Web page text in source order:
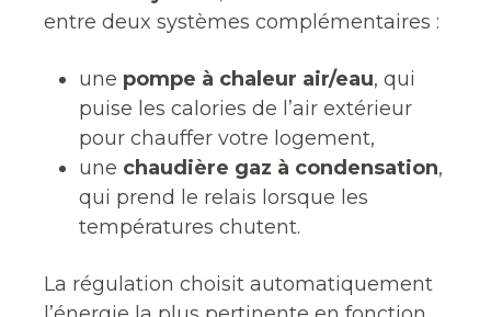
entre deux systèmes complémentaires :
une pompe à chaleur air/eau, qui
puise les calories de l’air extérieur
pour chauffer votre logement,
une chaudière gaz à condensation,
qui prend le relais lorsque les
températures chutent.
La régulation choisit automatiquement